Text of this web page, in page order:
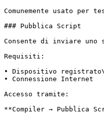
Comunemente usato
### Pubblica Script
Consente di inviare uno
Requisiti:
• Dispositivo registrato\
• Connessione Internet
Accesso tramite:
**Compiler → Pubblica